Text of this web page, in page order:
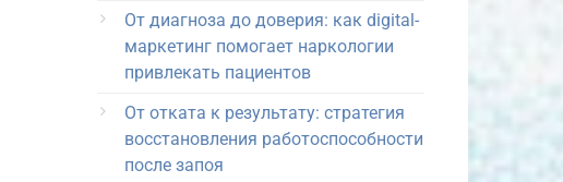
От диагноза до доверия: как digital-
маркетинг помогает наркологии
привлекать пациентов
От отката к результату: стратегия
восстановления работоспособности
после запоя